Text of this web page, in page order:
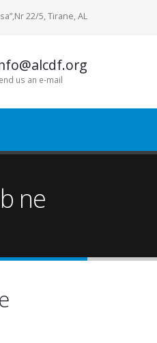
22/5, Tirane, AL
us an e-mail
ne